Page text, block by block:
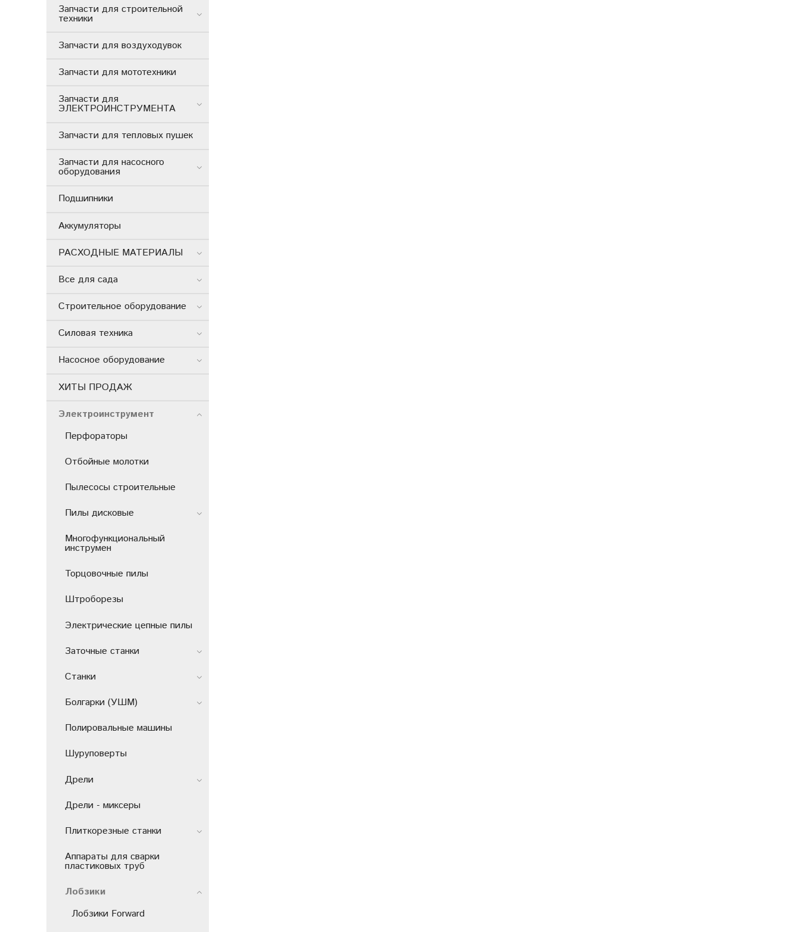
Запчасти для строительной
техники
Запчасти для воздуходувок
Запчасти для мототехники
Запчасти для
ЭЛЕКТРОИНСТРУМЕНТА
Запчасти для тепловых пушек
Запчасти для насосного
оборудования
Подшипники
Аккумуляторы
РАСХОДНЫЕ МАТЕРИАЛЫ
Все для сада
Строительное оборудование
Силовая техника
Насосное оборудование
ХИТЫ ПРОДАЖ
Электроинструмент
Перфораторы
Отбойные молотки
Пылесосы строительные
Пилы дисковые
Многофункциональный
инструмен
Торцовочные пилы
Штроборезы
Электрические цепные пилы
Заточные станки
Станки
Болгарки (УШМ)
Полировальные машины
Шуруповерты
Дрели
Дрели - миксеры
Плиткорезные станки
Аппараты для сварки
пластиковых труб
Лобзики
Лобзики Forward